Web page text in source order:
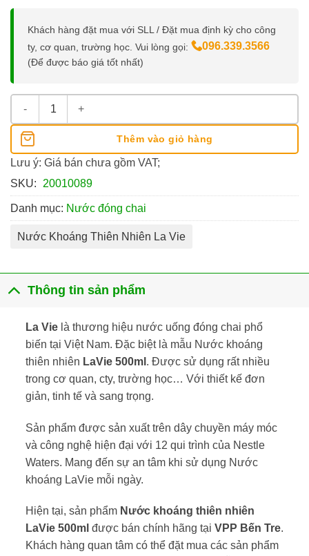
Khách hàng đặt mua với SLL / Đặt mua định kỳ cho công
ty, cơ quan, trường học. Vui lòng gọi:
096.339.3566
(Để được báo giá tốt nhất)
Nước Khoáng Thiên Nhiên LaVie 500ml số lượng
Thêm vào giỏ hàng
Lưu ý: Giá bán chưa gồm VAT;
SKU:
20010089
Danh mục: Nước đóng chai
Nước Khoáng Thiên Nhiên La Vie
Thông tin sản phẩm
La Vielà thương hiệu nước uống đóng chai phổ
biến tại Việt Nam. Đặc biệt là mẫu Nước khoáng
thiên nhiên LaVie 500ml . Được sử dụng rất nhiều
trong cơ quan, cty, trường học… Với thiết kế đơn
giản, tinh tế và sang trọng.
Sản phẩm được sản xuất trên dây chuyền máy móc
và công nghệ hiện đại với 12 qui trình của Nestle
Waters. Mang đến sự an tâm khi sử dụng Nước
khoáng LaVie mỗi ngày.
Hiện tại, sản phẩm Nước khoáng thiên nhiên
LaVie 500ml được bán chính hãng tại VPP Bến Tre.
Khách hàng quan tâm có thể đặt mua các sản phẩm